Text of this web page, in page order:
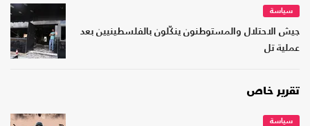
سياسة
جيش الاحتلال والمستوطنون ينكّلون بالفلسطينيين بعد
عملية تل
تقرير خاص
سياسة